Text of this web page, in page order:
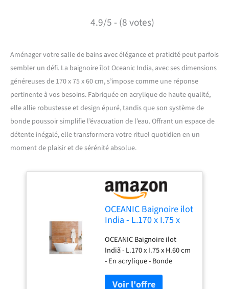
4.9/5 - (8 votes)
Aménager votre salle de bains avec élégance et praticité peut parfois
sembler un défi. La baignoire îlot Oceanic India, avec ses dimensions
généreuses de 170 x 75 x 60 cm, s’impose comme une réponse
pertinente à vos besoins. Fabriquée en acrylique de haute qualité,
elle allie robustesse et design épuré, tandis que son système de
bonde poussoir simplifie l’évacuation de l’eau. Offrant un espace de
détente inégalé, elle transformera votre rituel quotidien en un
moment de plaisir et de sérénité absolue.
OCEANIC Baignoire ilot
India - L.170 x I.75 x
- Bonde poussoir -
Blanc
OCEANIC Baignoire ilot
Indiã - L.170 x I.75 x H.60 cm
- En acrylique - Bonde
poussoir - Blanc -
rapido2shop